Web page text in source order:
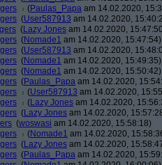
(Paulas_Papa am 14.02.2020,
(User587913 am 14.02.2020,
(Lazy Jones am 14.02.2020,
(Nomade1 am 14.02.2020, 15:47:54)
(User587913 am 14.02.2020,
(Nomade1 am 14.02.2020, 15:49:35)
(Nomade1 am 14.02.2020, 15:50:42)
(Paulas_Papa am 14.02.2020,
(User587913 am 14.02.2020,
(Lazy Jones am 14.02.2020,
(Lazy Jones am 14.02.2020,
(woswasi am 14.02.2020, 15:58:18)
(Nomade1 am 14.02.2020,
(Lazy Jones am 14.02.2020,
(Paulas_Papa am 14.02.2020,